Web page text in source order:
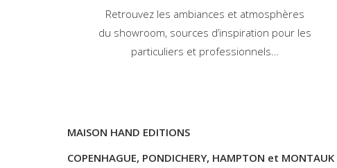
Retrouvez les ambiances et atmosphères
du showroom, sources d’inspiration pour les
particuliers et professionnels…
MAISON HAND EDITIONS
COPENHAGUE, PONDICHERY, HAMPTON et MONTAUK